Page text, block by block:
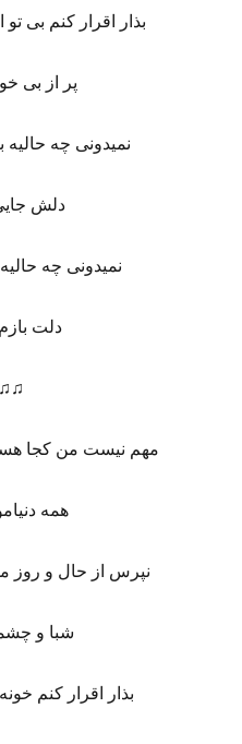
بذار اقرار کنم بی
پر از بی
نمیدونی چه حالیه
دلش
نمیدونی چه
دلت
مهم نیست من کجا
همه
نپرس از حال و روز
شبا و
بذار اقرار کنم